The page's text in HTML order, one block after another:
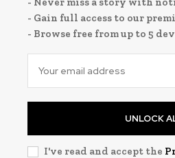
- Gain full access to our
- Browse free from up to 5
UNLOCK
I've read and accept the